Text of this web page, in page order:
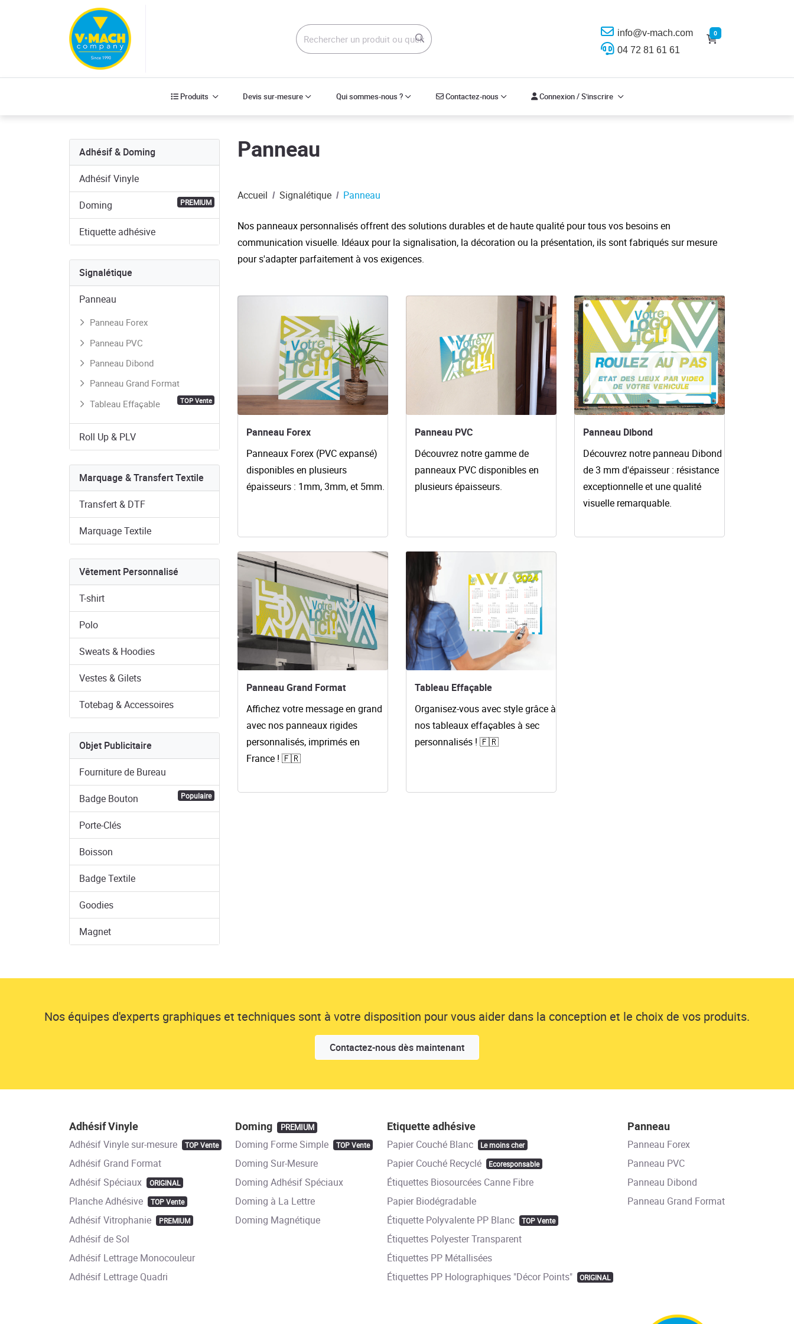
info@v-mach.com
04 72 81 61 61
0
Produits
Produits Devis sur-mesure Qui sommes-nous ? Contactez-nous
Contactez-nous Connexion / S'inscrire
Connexion / S'inscrire
Adhésif & Doming
Adhésif Vinyle
Doming PREMIUM
Etiquette adhésive
Signalétique
Panneau
Panneau Forex
Panneau PVC
Panneau Dibond
Panneau Grand Format
Tableau Effaçable
TOP Vente
Roll Up & PLV
Marquage & Transfert Textile
Transfert & DTF
Marquage Textile
Vêtement Personnalisé
T-shirt
Polo
Sweats & Hoodies
Vestes & Gilets
Totebag & Accessoires
Objet Publicitaire
Fourniture de Bureau
Badge Bouton Populaire
Porte-Clés
Boisson
Badge Textile
Goodies
Magnet
Panneau
Accueil Signalétique Panneau
Nos panneaux personnalisés offrent des solutions durables et de haute qualité pour tous vos besoins en
communication visuelle. Idéaux pour la signalisation, la décoration ou la présentation, ils sont fabriqués sur mesure
pour s'adapter parfaitement à vos exigences.
Panneau Forex
Panneaux Forex (PVC expansé)
disponibles en plusieurs
épaisseurs : 1mm, 3mm, et 5mm.
Panneau PVC
Découvrez notre gamme de
panneaux PVC disponibles en
plusieurs épaisseurs.
Voir les détails Panneau PVC
Panneau Dibond
Découvrez notre panneau Dibond
de 3 mm d'épaisseur : résistance
exceptionnelle et une qualité
visuelle remarquable.
Voir les détails Panneau Dibond
Panneau Grand Format
Affichez votre message en grand
avec nos panneaux rigides
personnalisés, imprimés en
France ! 🇫🇷
Voir les détails Panneau Grand Format
Tableau Effaçable
Organisez-vous avec style grâce à
nos tableaux effaçables à sec
personnalisés ! 🇫🇷
Voir les détails Tableau Effaçable
Nos équipes d'experts graphiques et techniques sont à votre disposition pour vous aider dans la conception et le choix de vos produits.
Contactez-nous dès maintenant
Adhésif Vinyle
Adhésif Vinyle sur-mesure TOP Vente
Adhésif Grand Format
Adhésif Spéciaux
ORIGINAL
Planche Adhésive TOP Vente
Adhésif Vitrophanie PREMIUM
Adhésif de Sol
Adhésif Lettrage Monocouleur
Adhésif Lettrage Quadri
Doming PREMIUM
Doming Forme Simple TOP Vente
Doming Sur-Mesure
Doming Adhésif Spéciaux
Doming à La Lettre
Doming Magnétique
Etiquette adhésive
Papier Couché Blanc Le moins cher
Papier Couché Recyclé Ecoresponsable
Étiquettes Biosourcées Canne Fibre
Papier Biodégradable
Étiquette Polyvalente PP Blanc
TOP Vente
Étiquettes Polyester Transparent
Étiquettes PP Métallisées
Étiquettes PP Holographiques "Décor Points"
ORIGINAL
Panneau
Panneau Forex
Panneau PVC
Panneau Dibond
Panneau Grand Format